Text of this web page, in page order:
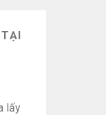
lấy